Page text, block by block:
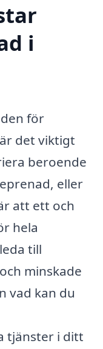
i
för
det viktigt
beroende
eller
att ett och
hela
till
minskade
vad kan du
tjänster i ditt